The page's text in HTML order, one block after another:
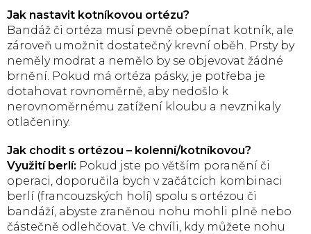
Jak nastavit kotníkovou ortézu?
Bandáž či ortéza musí pevně obepínat kotník, ale
zároveň umožnit dostatečný krevní oběh. Prsty by
neměly modrat a nemělo by se objevovat žádné
brnění. Pokud má ortéza pásky, je potřeba je
dotahovat rovnoměrně, aby nedošlo k
nerovnoměrnému zatížení kloubu a nevznikaly
otlačeniny.
Jak chodit s ortézou – kolenní/kotníkovou?
Využití berlí: Pokud jste po větším poranění či
operaci, doporučila bych v začátcích kombinaci
berlí (francouzských holí) spolu s ortézou či
bandáží, abyste zraněnou nohu mohli plně nebo
částečně odlehčovat. Ve chvíli, kdy můžete nohu